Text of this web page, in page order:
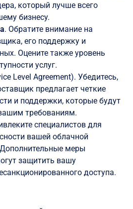
который лучше всего
бизнесу.
. Обратите внимание на
его поддержку и
Оцените также уровень
услуг.
Level Agreement). Убедитесь,
предлагает четкие
и поддержки, которые будут
требованиям.
специалистов для
вашей облачной
меры
защитить вашу
доступа.